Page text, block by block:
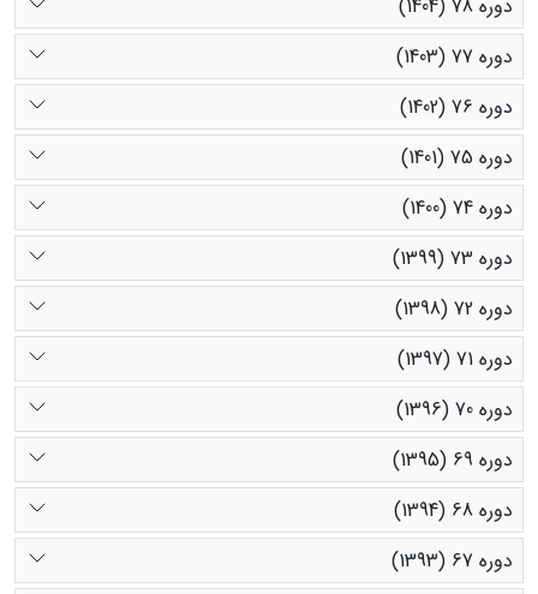
دوره 78 (1404)
دوره 77 (1403)
دوره 76 (1402)
دوره 75 (1401)
دوره 74 (1400)
دوره 73 (1399)
دوره 72 (1398)
دوره 71 (1397)
دوره 70 (1396)
دوره 69 (1395)
دوره 68 (1394)
دوره 67 (1393)